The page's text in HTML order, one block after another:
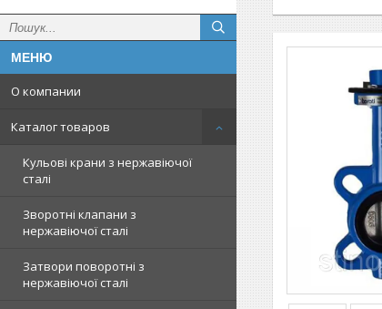
О компании
Каталог товаров
Кульові крани з нержавіючої
сталі
Зворотні клапани з
нержавіючої сталі
Затвори поворотні з
нержавіючої сталі